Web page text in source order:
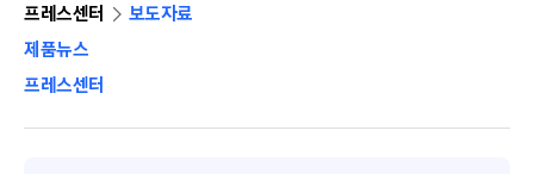
프레스센터
보도자료
제품뉴스
프레스센터